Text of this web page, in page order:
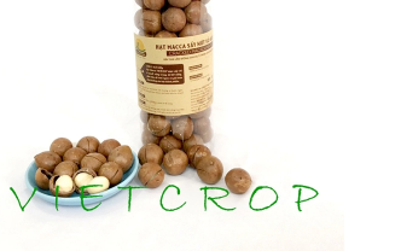
NỒI LẨU INOX 3 ĐÁY